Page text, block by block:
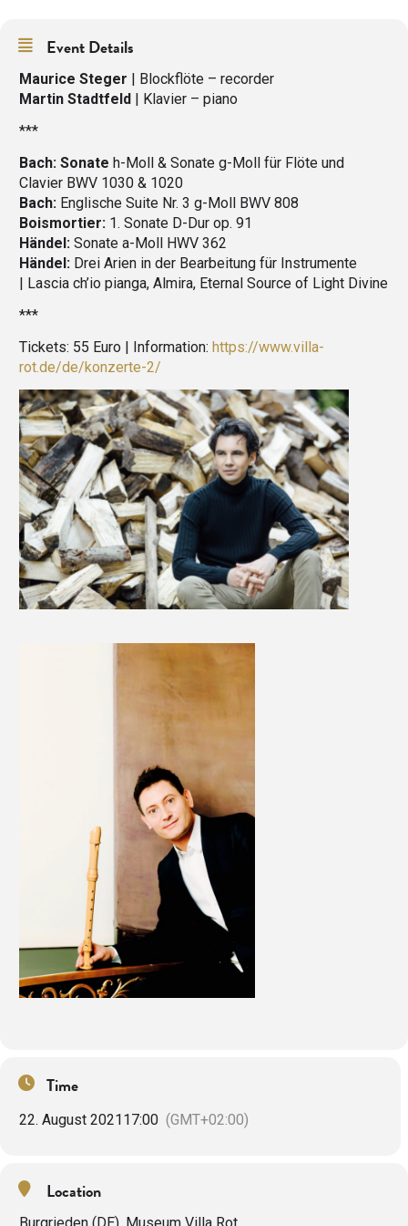
Event Details
Maurice Steger | Blockflöte – recorder
Martin Stadtfeld | Klavier – piano
***
Bach: Sonate h-Moll & Sonate g-Moll für Flöte und
Clavier BWV 1030 & 1020
Bach: Englische Suite Nr. 3 g-Moll BWV 808
Boismortier: 1. Sonate D-Dur op. 91
Händel: Sonate a-Moll HWV 362
Händel: Drei Arien in der Bearbeitung für Instrumente
| Lascia ch’io pianga, Almira, Eternal Source of Light Divine
***
Tickets: 55 Euro | Information: https://www.villa-
rot.de/de/konzerte-2/
Time
22. August 202117:00 (GMT+02:00)
Location
Burgrieden (DE), Museum Villa Rot